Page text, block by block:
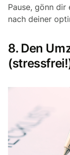
Pause, gönn
nach deiner
8. Den